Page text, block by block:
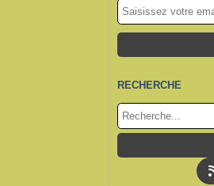
RECHERCHE